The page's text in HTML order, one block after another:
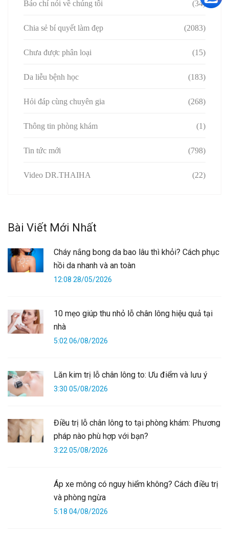
Báo chí nói về chúng tôi (34)
Chia sẻ bí quyết làm đẹp (2083)
Chưa được phân loại (15)
Da liễu bệnh học (183)
Hỏi đáp cùng chuyên gia (268)
Thông tin phòng khám (1)
Tin tức mới (798)
Video DR.THAIHA (22)
Bài Viết Mới Nhất
Cháy nắng bong da bao lâu thì khỏi? Cách phục
hồi da nhanh và an toàn
12:08 28/05/2026
10 mẹo giúp thu nhỏ lỗ chân lông hiệu quả tại
nhà
5:02 06/08/2026
Lăn kim trị lỗ chân lông to: Ưu điểm và lưu ý
3:30 05/08/2026
Điều trị lỗ chân lông to tại phòng khám: Phương
pháp nào phù hợp với bạn?
3:22 05/08/2026
Áp xe mông có nguy hiểm không? Cách điều trị
và phòng ngừa
5:18 04/08/2026